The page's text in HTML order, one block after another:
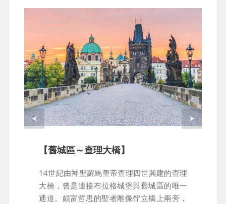
【布拉格電車體驗】
搭上布拉格紅白電車，穿梭在石板街道以及
百年紅頂老屋間，窗外每一幕都像電影場
景，比觀光巴士更能感受布拉格的生活氣
【舊城區～查理大橋】
14世紀由神聖羅馬皇帝查理四世興建的查理
大橋，曾是連接布拉格城堡與舊城區的唯一
通道。頗富哲思的聖者雕像佇立橋上兩旁，